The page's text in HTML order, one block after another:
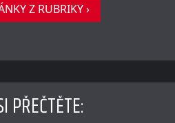
Z RUBRIKY ›
PŘEČTĚTE: